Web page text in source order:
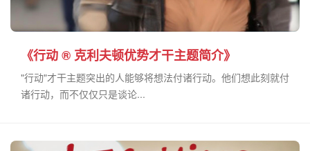
《行动 ® 克利夫顿优势才干主题简介》
"行动"才干主题突出的人能够将想法付诸行动。他们想此刻就付
诸行动，而不仅仅只是谈论...